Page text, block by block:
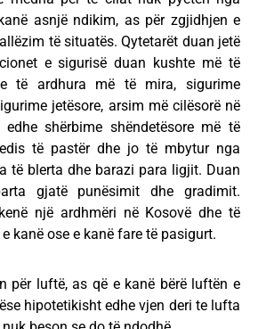
asnjë ndikim, as për zgjidhjen e
të situatës. Qytetarët duan jetë
e sigurisë duan kushte më të
të ardhura më të mira, sigurime
jetësore, arsim më cilësorë në
shërbime shëndetësore më të
të pastër dhe jo të mbytur nga
të blerta dhe barazi para ligjit. Duan
gjatë punësimit dhe gradimit.
një ardhmëri në Kosovë dhe të
kanë ose e kanë fare të pasigurt.
për luftë, as që e kanë bërë luftën e
hipotetikisht edhe vjen deri te lufta